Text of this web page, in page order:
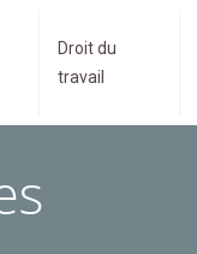
Droit du
travail